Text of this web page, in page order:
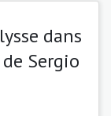
dans
Sergio